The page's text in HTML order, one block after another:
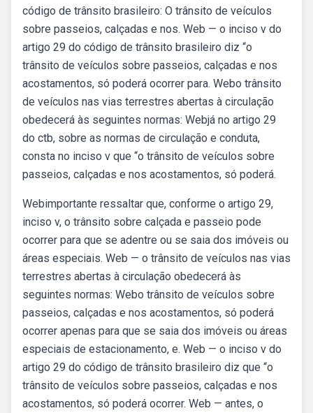
código de trânsito brasileiro: O trânsito de veículos
sobre passeios, calçadas e nos. Web — o inciso v do
artigo 29 do código de trânsito brasileiro diz “o
trânsito de veículos sobre passeios, calçadas e nos
acostamentos, só poderá ocorrer para. Webo trânsito
de veículos nas vias terrestres abertas à circulação
obedecerá às seguintes normas: Webjá no artigo 29
do ctb, sobre as normas de circulação e conduta,
consta no inciso v que “o trânsito de veículos sobre
passeios, calçadas e nos acostamentos, só poderá.
Webimportante ressaltar que, conforme o artigo 29,
inciso v, o trânsito sobre calçada e passeio pode
ocorrer para que se adentre ou se saia dos imóveis ou
áreas especiais. Web — o trânsito de veículos nas vias
terrestres abertas à circulação obedecerá às
seguintes normas: Webo trânsito de veículos sobre
passeios, calçadas e nos acostamentos, só poderá
ocorrer apenas para que se saia dos imóveis ou áreas
especiais de estacionamento, e. Web — o inciso v do
artigo 29 do código de trânsito brasileiro diz que “o
trânsito de veículos sobre passeios, calçadas e nos
acostamentos, só poderá ocorrer. Web — antes, o